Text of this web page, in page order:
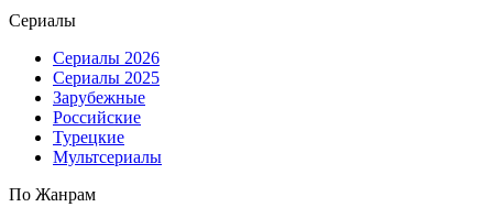
Сериалы
Сериалы 2026
Сериалы 2025
Зарубежные
Российские
Турецкие
Мультсериалы
По Жанрам